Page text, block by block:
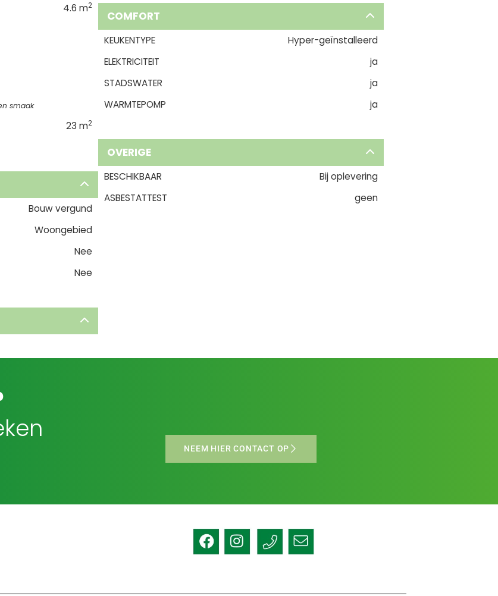
4.6 m2
smaak
23 m2
Bouw vergund
Woongebied
Nee
Nee
COMFORT
KEUKENTYPE
Hyper-geïnstalleerd
ELEKTRICITEIT
ja
STADSWATER
ja
WARMTEPOMP
ja
OVERIGE
BESCHIKBAAR
Bij oplevering
ASBESTATTEST
geen
NEEM HIER CONTACT OP